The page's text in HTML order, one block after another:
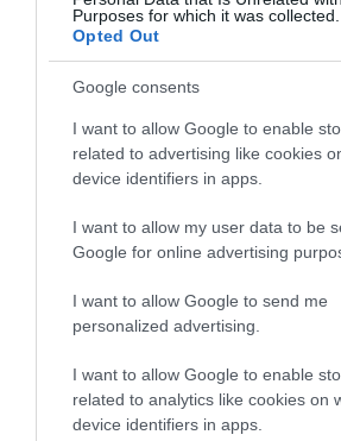
Purposes for which it was collected.
Opted Out
Google consents
I want to allow Google to enable
related to advertising like cookies
device identifiers in apps.
I want to allow my user data to be
Google for online advertising
I want to allow Google to send me
personalized advertising.
I want to allow Google to enable
related to analytics like cookies on
device identifiers in apps.
Ακολουθήστε το evima.gr στο
Διαβάστε όλες τις
ειδήσεις
Διαβάστε όλες τιςτελευταίες
Ελλάδακαι τονΚόσμοστο
TAGS: ΑΛΒΑΝΙΑ ΕΛΕΝΗ
ΡΟΗ ΕΙΔΗΣΕΩΝ
Πέθανε ο γνωστός συγγραφέας
Στέλιος Ράμφος
10.08.2026 | 14:00